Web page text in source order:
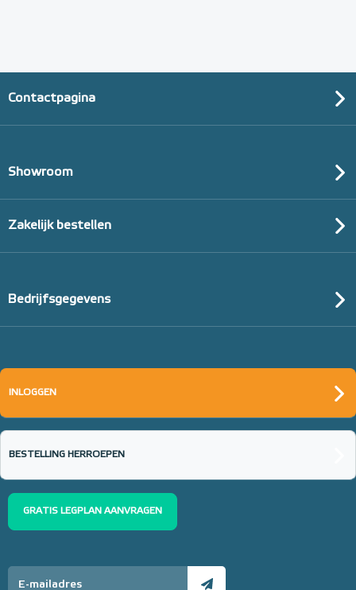
Contactpagina
Showroom
Zakelijk bestellen
Bedrijfsgegevens
INLOGGEN
BESTELLING HERROEPEN
GRATIS LEGPLAN AANVRAGEN